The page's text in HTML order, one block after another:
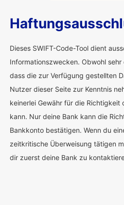
Dieses SWIFT-Code-Tool dient
Informationszwecken. Obwohl
dass die zur Verfügung gestellten
Nutzer dieser Seite zur Kenntnis
keinerlei Gewähr für die Richtigkeit
kann. Nur deine Bank kann die
Bankkonto bestätigen. Wenn du
zeitkritische Überweisung tätigen
dir zuerst deine Bank zu